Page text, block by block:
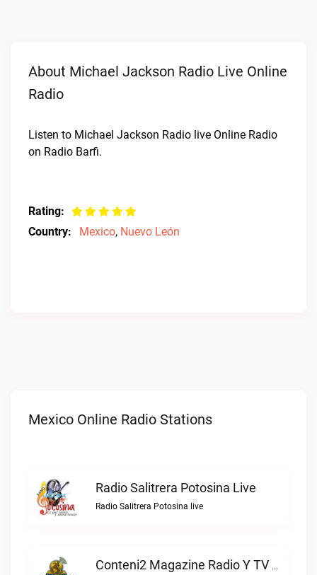
About Michael Jackson Radio Live Online
Radio
Listen to Michael Jackson Radio live Online Radio
on Radio Barfi.
Rating:
Country:
Mexico, Nuevo León
Mexico Online Radio Stations
Radio Salitrera Potosina Live
Radio Salitrera Potosina live
Conteni2 Magazine Radio Y TV Digital Live